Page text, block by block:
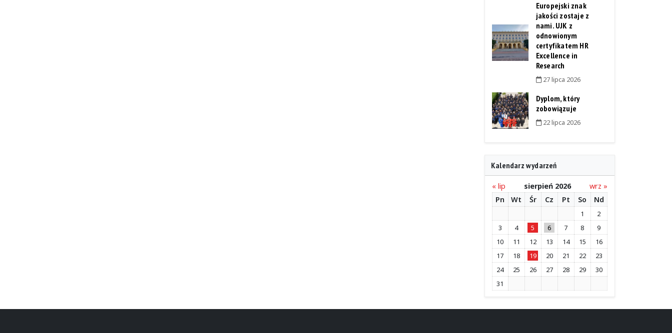
Europejski znak
jakości zostaje z
nami. UJK z
odnowionym
certyfikatem HR
Excellence in
Research
27 lipca 2026
Dyplom, który
zobowiązuje
22 lipca 2026
Kalendarz wydarzeń
« lip sierpień 2026
wrz »
Pn
Wt Śr Cz Pt So Nd
1
2
3
4 5 6 7 8
9
10
11 12 13 14 15
16
17
18 19 20 21 22
23
24
25 26 27 28 29
30
31